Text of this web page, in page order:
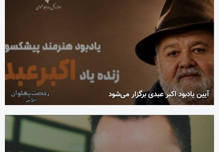
آیین یادبود اکبر عبدی برگزار می‌شود